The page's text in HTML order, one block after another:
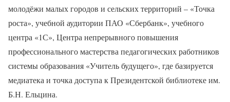
молодёжи малых городов и сельских территорий – «Точка
роста», учебной аудитории ПАО «Сбербанк», учебного
центра «1С», Центра непрерывного повышения
профессионального мастерства педагогических работников
системы образования «Учитель будущего», где базируется
медиатека и точка доступа к Президентской библиотеке им.
Б.Н. Ельцина.